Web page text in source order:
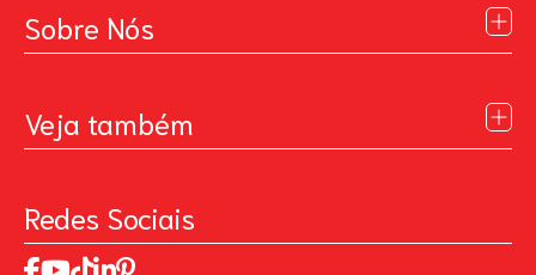
Sobre Nós
Contato
Trabalhe Conosco
Relatório de Sustentabilidade 2025
Veja também
Pintando o Futuro
MasterChef
Art Of Love
Redes Sociais